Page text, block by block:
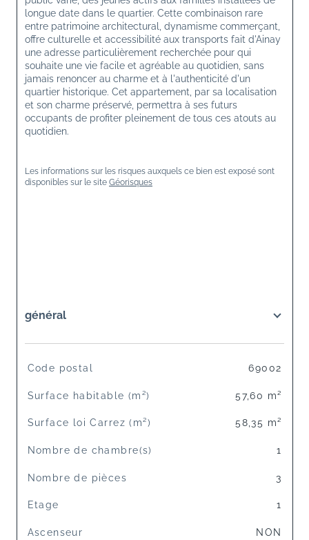
longue date dans le quartier. Cette combinaison rare
entre patrimoine architectural, dynamisme commerçant,
offre culturelle et accessibilité aux transports fait d'Ainay
une adresse particulièrement recherchée pour qui
souhaite une vie facile et agréable au quotidien, sans
jamais renoncer au charme et à l'authenticité d'un
quartier historique. Cet appartement, par sa localisation
et son charme préservé, permettra à ses futurs
occupants de profiter pleinement de tous ces atouts au
quotidien.
Les informations sur les risques auxquels ce bien est exposé sont
disponibles sur le site Géorisques
général
TRAD_SIROCCO_Caracteristique
Code postal 69002
Surface habitable (m²) 57,60 m²
Surface loi Carrez (m²) 58,35 m²
Nombre de chambre(s) 1
Nombre de pièces 3
Etage 1
Ascenseur NON